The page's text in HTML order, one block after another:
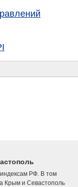
РФ. В том
Крым и Севастополь